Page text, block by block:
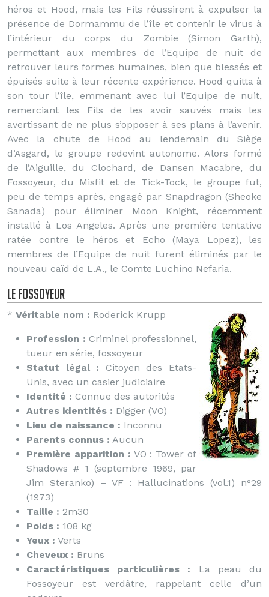
héros et Hood, mais les Fils réussirent à expulser la
présence de Dormammu de l’île et contenir le virus à
l’intérieur du corps du Zombie (Simon Garth),
permettant aux membres de l’Equipe de nuit de
retrouver leurs formes humaines, bien que blessés et
épuisés suite à leur récente expérience. Hood quitta à
son tour l’île, emmenant avec lui l’Equipe de nuit,
remerciant les Fils de les avoir sauvés mais les
avertissant de ne plus s’opposer à ses plans à l’avenir.
Avec la chute de Hood au lendemain du Siège
d’Asgard, le groupe redevint autonome. Alors formé
de l’Aiguille, du Clochard, de Dansen Macabre, du
Fossoyeur, du Misfit et de Tick-Tock, le groupe fut,
peu de temps après, engagé par Snapdragon (Sheoke
Sanada) pour éliminer Moon Knight, récemment
installé à Los Angeles. Après une première tentative
ratée contre le héros et Echo (Maya Lopez), les
membres de l’Equipe de nuit furent éliminés par le
nouveau caïd de L.A., le Comte Luchino Nefaria.
le Fossoyeur
* Véritable nom : Roderick Krupp
Profession : Criminel professionnel,
tueur en série, fossoyeur
Statut légal : Citoyen des Etats-
Unis, avec un casier judiciaire
Identité : Connue des autorités
Autres identités : Digger (VO)
Lieu de naissance : Inconnu
Parents connus : Aucun
Première apparition : VO : Tower of
Shadows # 1 (septembre 1969, par
Jim Steranko) – VF : Hallucinations (vol.1) n°29
(1973)
Taille : 2m30
Poids : 108 kg
Yeux : Verts
Cheveux : Bruns
Caractéristiques particulières : La peau du
Fossoyeur est verdâtre, rappelant celle d’un